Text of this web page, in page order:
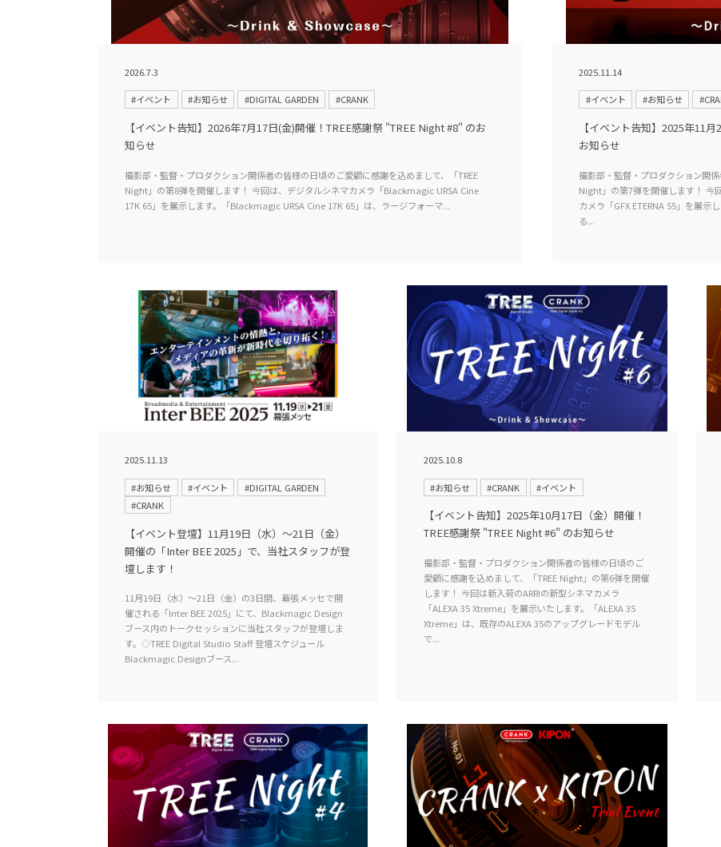
2026.7.3
#イベント #お知らせ #DIGITAL GARDEN #CRANK
【イベント告知】2026年7月17日(金)開催！TREE感謝祭 "TREE Night #8" のお
知らせ
撮影部・監督・プロダクション関係者の皆様の日頃のご愛顧に感謝を込めまして、「TREE
Night」の第8弾を開催します！ 今回は、デジタルシネマカメラ「Blackmagic URSA Cine
17K 65」を展示します。「Blackmagic URSA Cine 17K 65」は、ラージフォーマ...
2025.11.14
#イベント #お知らせ
【イベント告知】2025年11
お知らせ
撮影部・監督・プロダクション関
Night」の第7弾を開催します！ 今
カメラ「GFX ETERNA 55」を展示
る...
2025.11.13
#お知らせ #イベント
#DIGITAL GARDEN
#CRANK
【イベント登壇】11月19日（水）〜21日（金）
開催の「Inter BEE 2025」で、当社スタッフが登
壇します！
11月19日（水）〜21日（金）の3日間、幕張メッセで開
催される「Inter BEE 2025」にて、Blackmagic Design
ブース内のトークセッションに当社スタッフが登壇しま
す。◇TREE Digital Studio Staff 登壇スケジュール
Blackmagic Designブース...
2025.10.8
#お知らせ #CRANK #イベント
【イベント告知】2025年10月17日（金）開催！
TREE感謝祭 "TREE Night #6" のお知らせ
撮影部・監督・プロダクション関係者の皆様の日頃のご
愛顧に感謝を込めまして、「TREE Night」の第6弾を開催
します！ 今回は新入荷のARRIの新型シネマカメラ
「ALEXA 35 Xtreme」を展示いたします。「ALEXA 35
Xtreme」は、既存のALEXA 35のアップグレードモデル
で...